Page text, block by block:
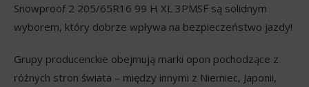
Snowproof 2 205/65R16 99 H XL 3PMSF są solidnym
wyborem, który dobrze wpływa na bezpieczeństwo jazdy!
Grupy producenckie obejmują marki opon pochodzące z
różnych stron świata – między innymi z Niemiec, Japonii,